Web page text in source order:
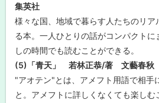
」
ワ
ー
ク
シ
ョ
ッ
プ
「
絵
集英社
様々な国、地域で暮らす人たちのリア
る本。一人ひとりの話がコンパクト
しの時間でも読むことができる。
(5)「青天」 若林正恭/著 文藝春秋
"アオテン"とは、アメフト用語で相手
と。アメフトに詳しくなくても楽しむ